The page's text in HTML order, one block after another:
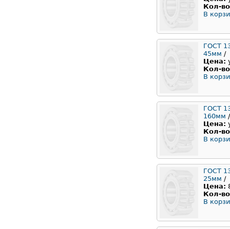
Кол-
В
ГОСТ
45мм /
Цена:
Кол-
В
ГОСТ
160мм /
Цена:
Кол-
В
ГОСТ
25мм /
Цена:
Кол-
В